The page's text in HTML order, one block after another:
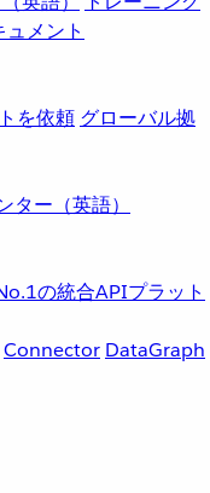
ュメント
を依頼 グローバル拠
ター（英語）
の統合APIプラット
Connector DataGraph